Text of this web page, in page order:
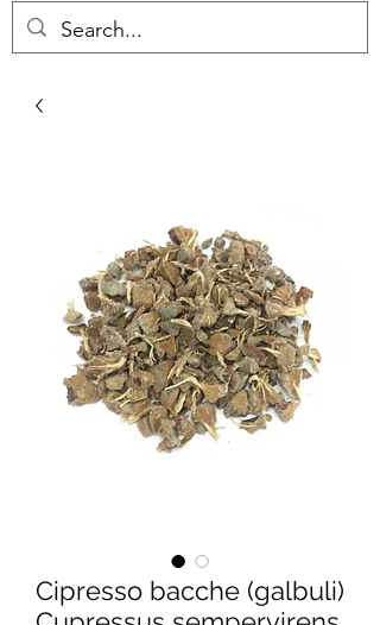
Cipresso bacche (galbuli)